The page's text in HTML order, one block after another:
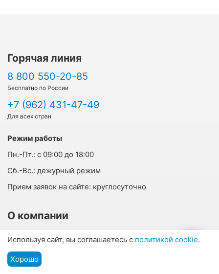
Горячая линия
8 800 550-20-85
Бесплатно по России
+7 (962) 431-47-49
Для всех стран
Режим работы
Пн.-Пт.: с 09:00 до 18:00
Cб.-Вс.: дежурный режим
Прием заявок на сайте: круглосуточно
О компании
г. Кисловодск, ул. Горького, 29, офис 23
info@vsesanatorii.ru
Меню
Используя сайт, вы соглашаетесь с политикой cookie.
Хорошо